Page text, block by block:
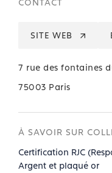
CONTACT
SITE WEB
7 rue des fontaines
75003 Paris
À SAVOIR SUR
Certification RJC
Argent et plaqué or